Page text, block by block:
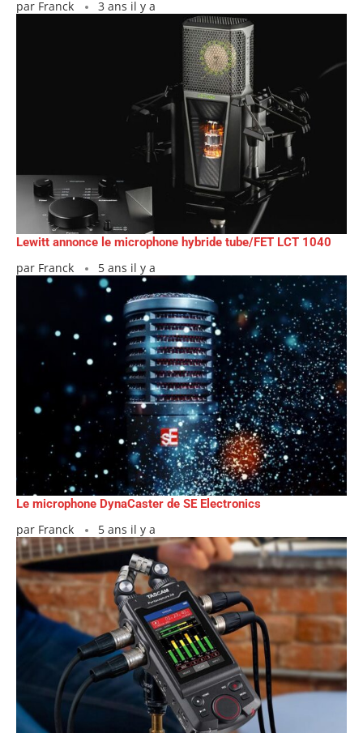
par Franck 3 ans il y a
Lewitt annonce le microphone hybride tube/FET LCT 1040
par Franck 5 ans il y a
Le microphone DynaCaster de SE Electronics
par Franck 5 ans il y a